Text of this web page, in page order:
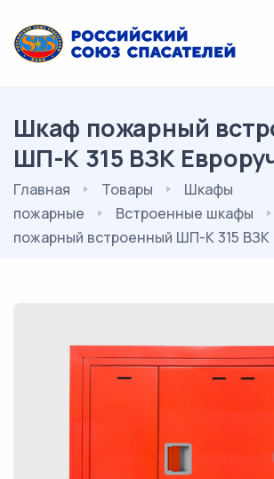
Шкаф пожарный
ШП-К 315 ВЗК
Главная Товары
Шкафы
пожарные
Встроенные шкафы
пожарный встроенный ШП-К 315 ВЗК